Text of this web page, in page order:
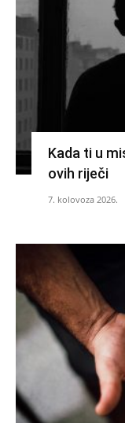
Kada ti u
ovih riječi
7. kolovoza 2026.